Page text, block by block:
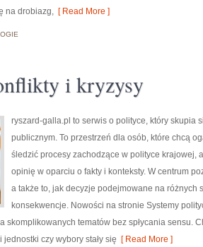
na drobiazg, [ Read More ]
i kryzysy
ryszard-galla.pl to serwis o polityce, który skupia
publicznym. To przestrzeń dla osób, które chcą
śledzić procesy zachodzące w polityce krajowej,
opinię w oparciu o fakty i konteksty. W centrum
a także to, jak decyzje podejmowane na różnych
konsekwencje. Nowości na stronie Systemy
skomplikowanych tematów bez spłycania sensu.
czy wybory stały się [ Read More ]